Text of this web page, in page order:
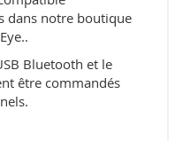
dans notre boutique
Bluetooth et le
être commandés